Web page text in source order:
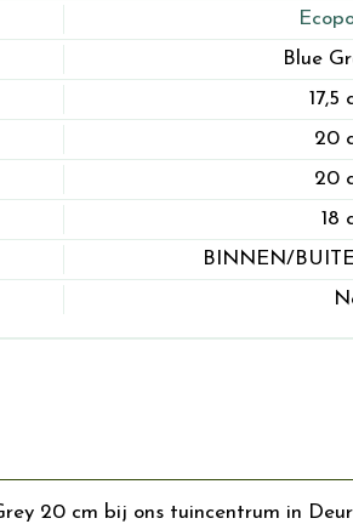
Blue
17,5
20
20
18
BINNEN/
20 cm bij ons tuincentrum in